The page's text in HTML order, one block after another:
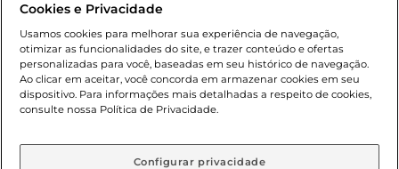
cliente. Os preços, ofertas e condições são exclusivos para
o e-commerce e válidos durante o dia de hoje, podendo
sofrer alterações sem prévia notificação. Proibida a venda
de bebidas alcoólicas para menores de 18 anos, conforme
Lei n.º 8069/90, art. 81, inciso II (Estatuto da Criança e do
Adolescente). Preços e condições exclusivos para o
aviso prévio. O valor mínimo para as compras on-line é de
Cookies e Privacidade
Usamos cookies para melhorar sua experiência de navegação,
otimizar as funcionalidades do site, e trazer conteúdo e ofertas
personalizadas para você, baseadas em seu histórico de navegação.
Ao clicar em aceitar, você concorda em armazenar cookies em seu
dispositivo. Para informações mais detalhadas a respeito de cookies,
consulte nossa Política de Privacidade.
Configurar privacidade